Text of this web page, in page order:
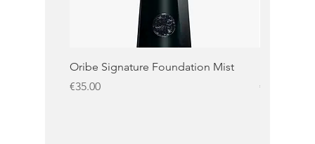
Oribe Signature Foundation Mist
Price
€35.00
Price
€32.50